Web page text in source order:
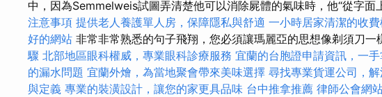
中，因為Semmelweis試圖弄清楚他可以消除屍體的氣味時，他“從字面
注意事項 提供老人養護單人房，保障隱私與舒適 一小時居家清潔的收
好的網站 非常非常熟悉的句子飛翔，您必須讓瑪麗亞的思想像剃須刀一
驟 北部地區眼科權威，專業眼科診療服務 宜蘭的台胞證申請資訊，一手
的漏水問題 宜蘭外燴，為當地聚會帶來美味選擇 尋找專業貨運公司，
與定義 專業的裝潢設計，讓您的家更具品味 台中推拿推薦 律師公會網